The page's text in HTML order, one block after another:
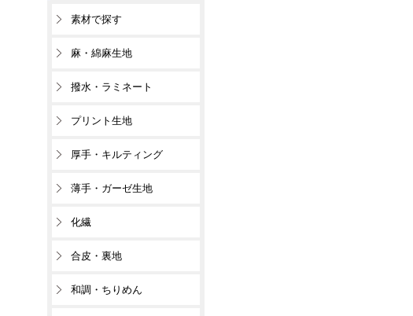
素材で探す
麻・綿麻生地
撥水・ラミネート
プリント生地
厚手・キルティング
薄手・ガーゼ生地
化繊
合皮・裏地
和調・ちりめん